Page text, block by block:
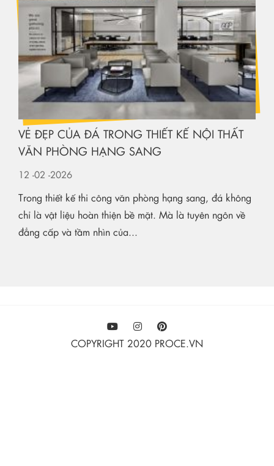
VẺ ĐẸP CỦA ĐÁ TRONG THIẾT KẾ NỘI THẤT
VĂN PHÒNG HẠNG SANG
12 -02 -2026
Trong thiết kế thi công văn phòng hạng sang, đá không
chỉ là vật liệu hoàn thiện bề mặt. Mà là tuyên ngôn về
đẳng cấp và tầm nhìn của...
COPYRIGHT 2020 PROCE.VN